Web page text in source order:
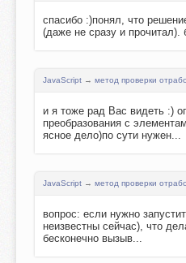
спасибо :)понял, что
(даже не сразу и прочитал).
JavaScript → метод проверки
и я тоже рад Вас видеть :)
преобразования с
ясное дело)по сути нужен...
JavaScript → метод проверки
вопрос: если нужно
неизвестны сейчас), что
бесконечно вызыв...